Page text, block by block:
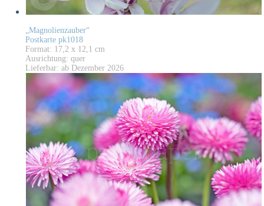
„Magnolienzauber“
Postkarte pk1018
Format: 17,2 x 12,1 cm
Ausrichtung: quer
Lieferbar: ab Dezember 2026